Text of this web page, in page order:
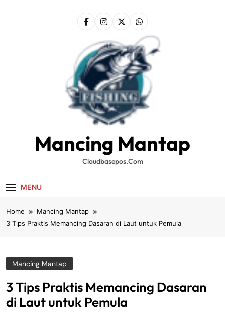
Mancing Mantap
Cloudbasepos.com
MENU
Home
Mancing Mantap
3 Tips Praktis Memancing Dasaran di Laut untuk Pemula
Mancing Mantap
3 Tips Praktis Memancing Dasaran
di Laut untuk Pemula